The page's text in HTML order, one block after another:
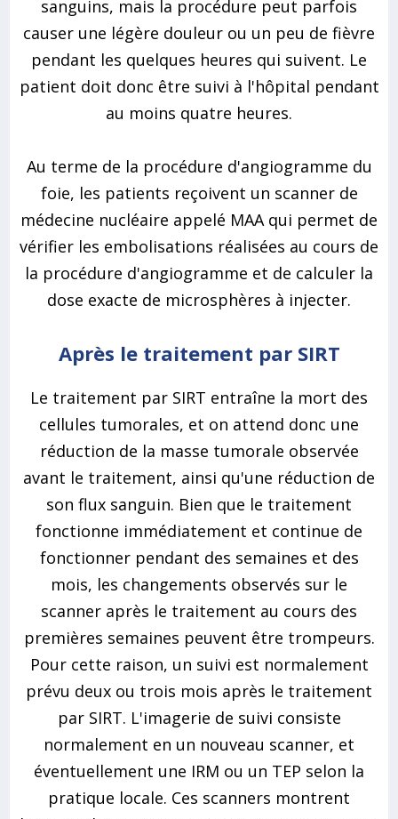
sanguins, mais la procédure peut parfois
causer une légère douleur ou un peu de fièvre
pendant les quelques heures qui suivent. Le
patient doit donc être suivi à l'hôpital pendant
au moins quatre heures.
Au terme de la procédure d'angiogramme du
foie, les patients reçoivent un scanner de
médecine nucléaire appelé MAA qui permet de
vérifier les embolisations réalisées au cours de
la procédure d'angiogramme et de calculer la
dose exacte de microsphères à injecter.
Après le traitement par SIRT
Le traitement par SIRT entraîne la mort des
cellules tumorales, et on attend donc une
réduction de la masse tumorale observée
avant le traitement, ainsi qu'une réduction de
son flux sanguin. Bien que le traitement
fonctionne immédiatement et continue de
fonctionner pendant des semaines et des
mois, les changements observés sur le
scanner après le traitement au cours des
premières semaines peuvent être trompeurs.
Pour cette raison, un suivi est normalement
prévu deux ou trois mois après le traitement
par SIRT. L'imagerie de suivi consiste
normalement en un nouveau scanner, et
éventuellement une IRM ou un TEP selon la
pratique locale. Ces scanners montrent